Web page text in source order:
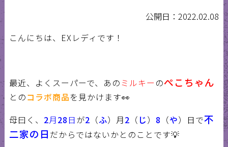
公開日：2022.02.08
こんにちは、
EX レディです！
最近、よくスーパーで、あのミルキー のぺこちゃん
とのコラボ商品を見かけます👀
母曰く、 2月28日が2 （ふ）月2 （ じ） 8 （や）日で不
二家の日 だからではないかとのことです💡